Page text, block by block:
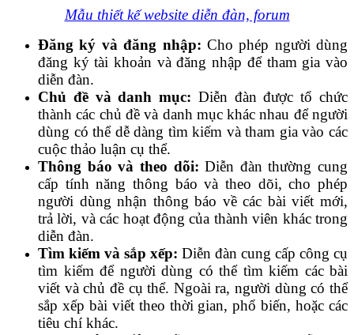
Mẫu thiết kế website diễn đàn, forum
Đăng ký và đăng nhập: Cho phép người dùng
đăng ký tài khoản và đăng nhập để tham gia vào
diễn đàn.
Chủ đề và danh mục: Diễn đàn được tổ chức
thành các chủ đề và danh mục khác nhau để người
dùng có thể dễ dàng tìm kiếm và tham gia vào các
cuộc thảo luận cụ thể.
Thông báo và theo dõi: Diễn đàn thường cung
cấp tính năng thông báo và theo dõi, cho phép
người dùng nhận thông báo về các bài viết mới,
trả lời, và các hoạt động của thành viên khác trong
diễn đàn.
Tìm kiếm và sắp xếp: Diễn đàn cung cấp công cụ
tìm kiếm để người dùng có thể tìm kiếm các bài
viết và chủ đề cụ thể. Ngoài ra, người dùng có thể
sắp xếp bài viết theo thời gian, phổ biến, hoặc các
tiêu chí khác.